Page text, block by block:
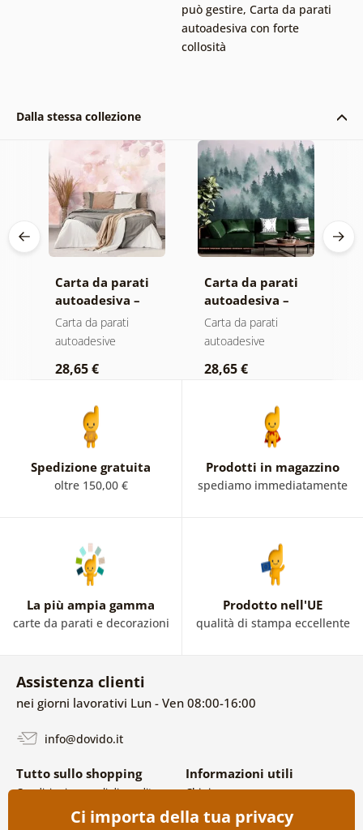
può gestire, Carta da parati
autoadesiva con forte
collosità
Dalla stessa collezione
Carta da parati
autoadesiva –
Foglie con
sfumatura
Carta da parati
autoadesive
28,65 €
Carta da parati
autoadesiva –
Foresta nella
nebbia
Carta da parati
autoadesive
28,65 €
Spedizione gratuita
oltre 150,00 €
Prodotti in magazzino
spediamo immediatamente
La più ampia gamma
carte da parati e decorazioni
Prodotto nell'UE
qualità di stampa eccellente
Assistenza clienti
nei giorni lavorativi Lun - Ven 08:00-16:00
info@dovido.it
Tutto sullo shopping
Condizioni generali di vendita e
Politica sulla privacy
Informazioni utili
Chi siamo
FAQ
Contatti
Ci importa della tua privacy